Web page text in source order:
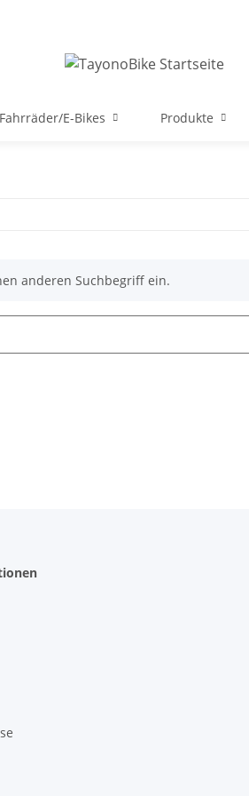
Fahrräder/E-Bikes Produkte
anderen Suchbegriff ein.